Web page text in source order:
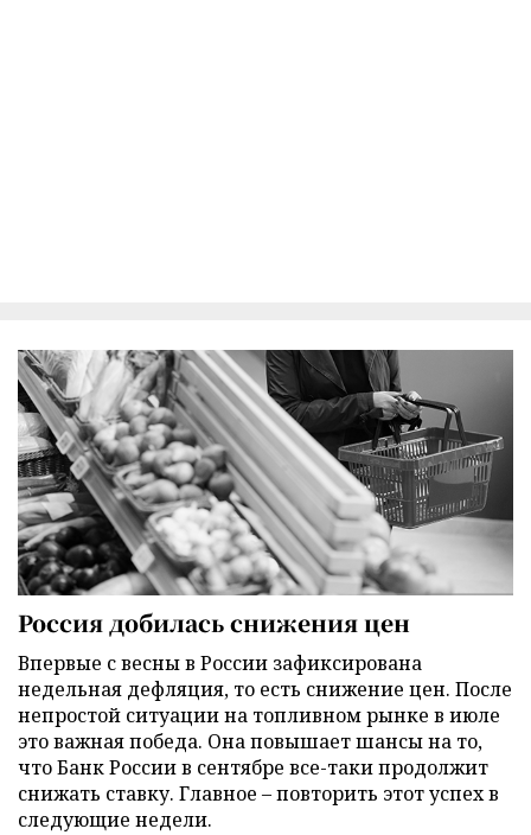
Россия добилась снижения цен
Впервые с весны в России зафиксирована
недельная дефляция, то есть снижение цен. После
непростой ситуации на топливном рынке в июле
это важная победа. Она повышает шансы на то,
что Банк России в сентябре все-таки продолжит
снижать ставку. Главное – повторить этот успех в
следующие недели.